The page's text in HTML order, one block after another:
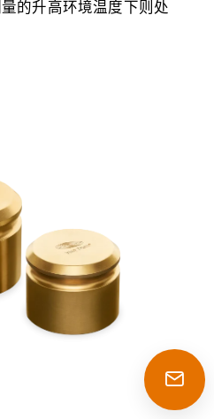
的升高环境温度下则处